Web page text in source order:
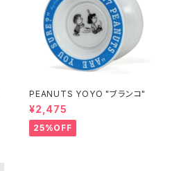
PEANUTS YOYO "ブランコ"
¥2,475
25%OFF